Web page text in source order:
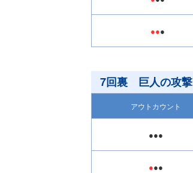
●●●
7回裏 巨人の攻撃
アウトカウント
●●●
●●●